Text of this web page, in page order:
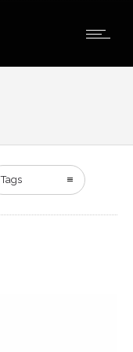
Tags